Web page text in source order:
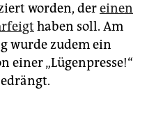
worden, dereinen
haben soll. Am
wurde zudem ein
einer „Lügenpresse!“